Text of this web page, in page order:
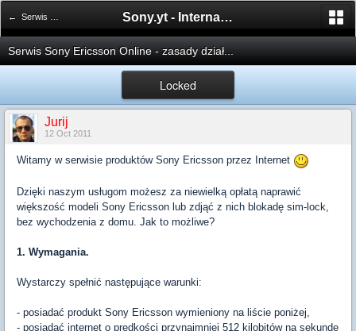
← Serwis Sony Ericsson Online - Język Polski Sony.yt - International Sony Forum
Serwis Sony Ericsson Online - zasady dział...
Locked
Jurij
12 Oct 2011
Witamy w serwisie produktów Sony Ericsson przez Internet
Dzięki naszym usługom możesz za niewielką opłatą naprawić
większość modeli Sony Ericsson lub zdjąć z nich blokadę sim-lock,
bez wychodzenia z domu. Jak to możliwe?
1. Wymagania.
Wystarczy spełnić następujące warunki:
- posiadać produkt Sony Ericsson wymieniony na liście poniżej,
- posiadać internet o prędkości przynajmniej 512 kilobitów na sekundę